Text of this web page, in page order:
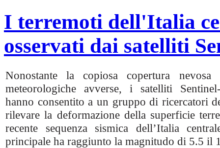
I terremoti dell'Italia
osservati dai satelliti
Nonostante la copiosa copertura
meteorologiche avverse, i satelliti
hanno consentito a un gruppo di ricercatori
rilevare la deformazione della superficie
recente sequenza sismica dell’Italia
principale ha raggiunto la magnitudo di 5.5 il